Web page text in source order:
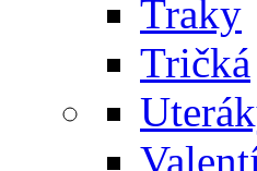
Traky
Tričká